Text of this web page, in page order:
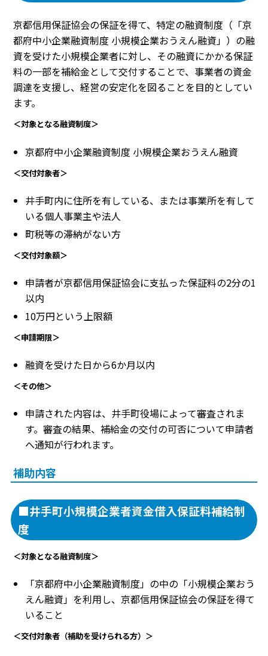
京都信用保証協会の保証を得て、特定の融資制度（「京
都府中小企業融資制度 小規模企業おうえん融資」）の融
資を受けた小規模企業者に対し、その融資にかかる保証
料の一部を補給金として交付することで、事業者の資金
調達を支援し、経営の安定化を図ることを目的としてい
ます。
＜対象となる融資制度＞
京都府中小企業融資制度 小規模企業おうえん融資
＜交付対象者＞
井手町内に住所を有している、または事業所を有して
いる個人事業主や法人
町税等の滞納がない方
＜交付対象額＞
申請者が京都信用保証協会に支払った保証料の2分の1
以内
10万円という上限額
＜申請期限＞
融資を受けた日から6か月以内
＜その他＞
申請された内容は、井手町役場によって審査されま
す。審査の結果、補給金の交付の可否について申請者
へ通知が行われます。
補助内容
■井手町小規模企業者資金借入保証料補給制
度
＜対象となる融資制度＞
「京都府中小企業融資制度」の中の「小規模企業おう
えん融資」を利用し、京都信用保証協会の保証を得て
いること
＜交付対象者（補助を受けられる方）＞